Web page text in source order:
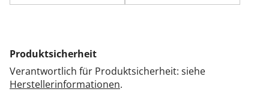
Produktsicherheit
Verantwortlich für Produktsicherheit: siehe
Herstellerinformationen.